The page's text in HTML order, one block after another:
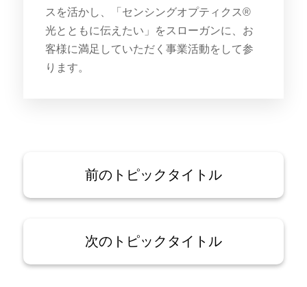
スを活かし、「センシングオプティクス®
光とともに伝えたい」をスローガンに、お
客様に満足していただく事業活動をして参
ります。
前のトピックタイトル
次のトピックタイトル